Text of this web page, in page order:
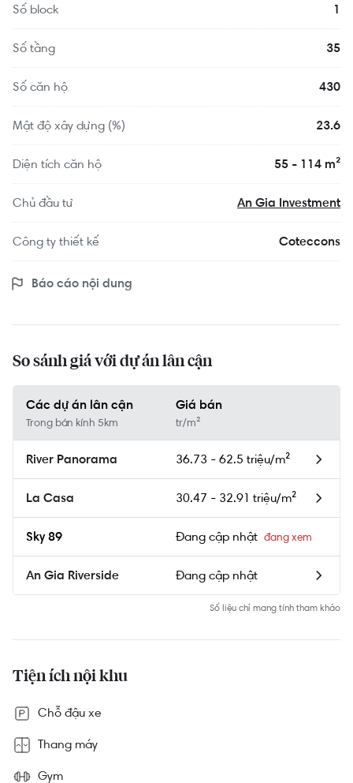
Số block 1
Số tầng 35
Số căn hộ 430
Mật độ xây dựng (%) 23.6
Diện tích căn hộ 55 - 114 m²
Chủ đầu tư An Gia Investment
Công ty thiết kế Coteccons
Báo cáo nội dung
So sánh giá với dự án lân cận
Các dự án lân cận
Trong bán kính 5km
Giá bán
tr/m²
River Panorama 36.73 - 62.5 triệu/m²
La Casa 30.47 - 32.91 triệu/m²
Sky 89 Đang cập nhật
An Gia Riverside Đang cập nhật
Số liệu chỉ mang tính tham khảo
Tiện ích nội khu
Chỗ đậu xe
Thang máy
Gym